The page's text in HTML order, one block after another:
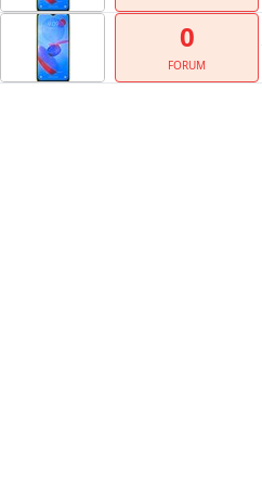
0
FORUM